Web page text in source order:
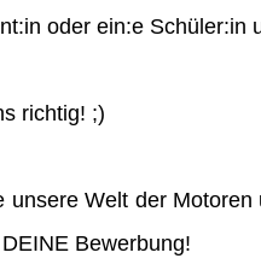
oder ein:e
richtig! ;)
unsere Welt der
Bewerbung!